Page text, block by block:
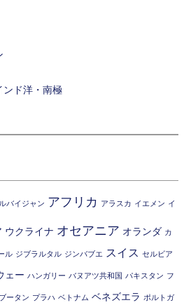
ンド洋・南極
バイジャン アフリカ アラスカ イエメン イ
ウクライナ オセアニア オランダ カ
ル ジブラルタル ジンバブエ スイス セルビア
ェー ハンガリー バヌアツ共和国 パキスタン フ
ブータン プラハ ベトナム ベネズエラ ポルトガ